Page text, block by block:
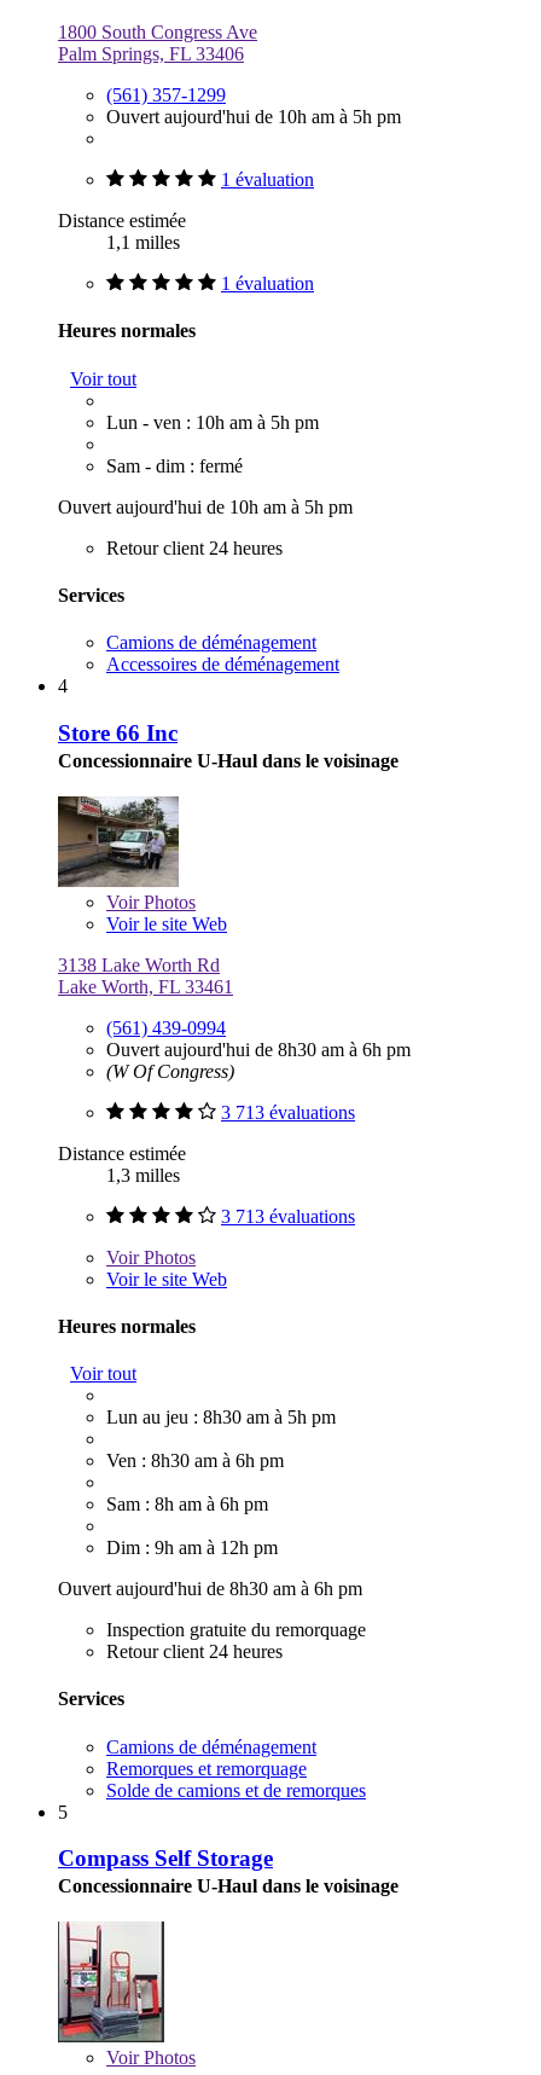
1800 South Congress Ave
Palm Springs, FL 33406
(561) 357-1299
Ouvert aujourd'hui de 10h am à 5h pm
1 évaluation
Distance estimée
1,1 milles
1 évaluation
Heures normales
Voir tout
Lun - ven : 10h am à 5h pm
Sam - dim : fermé
Ouvert aujourd'hui de 10h am à 5h pm
Retour client 24 heures
Services
Camions de déménagement
Accessoires de déménagement
4
Store 66 Inc
Concessionnaire U-Haul dans le voisinage
VoirPhotos
Voir le site Web
3138 Lake Worth Rd
Lake Worth, FL 33461
(561) 439-0994
Ouvert aujourd'hui de 8h30 am à 6h pm
(W Of Congress)
3 713 évaluations
Distance estimée
1,3 milles
3 713 évaluations
VoirPhotos
Voir le site Web
Heures normales
Voir tout
Lun au jeu : 8h30 am à 5h pm
Ven : 8h30 am à 6h pm
Sam : 8h am à 6h pm
Dim : 9h am à 12h pm
Ouvert aujourd'hui de 8h30 am à 6h pm
Inspection gratuite du remorquage
Retour client 24 heures
Services
Camions de déménagement
Remorques et remorquage
Solde de camions et de remorques
5
Compass Self Storage
Concessionnaire U-Haul dans le voisinage
VoirPhotos